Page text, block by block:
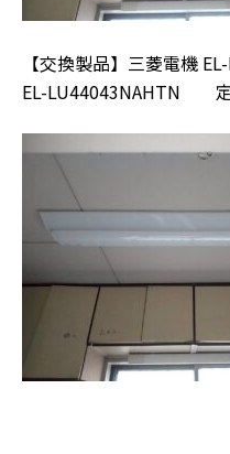
【交換製品】三菱電機
EL-LU44043NAHTN